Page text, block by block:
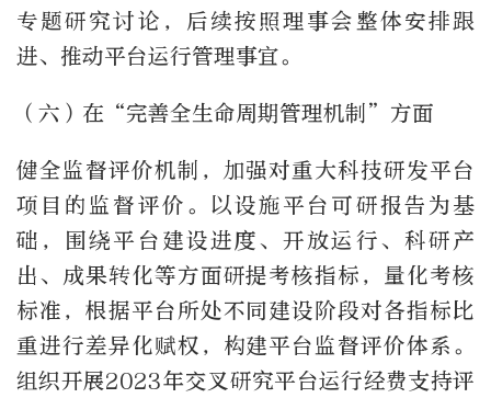
专题研究讨论，后续按照理事会整体安排跟
进、推动平台运行管理事宜。
（六）在“完善全生命周期管理机制”方面
健全监督评价机制，加强对重大科技研发平台
项目的监督评价。以设施平台可研报告为基
础，围绕平台建设进度、开放运行、科研产
出、成果转化等方面研提考核指标，量化考核
标准，根据平台所处不同建设阶段对各指标比
重进行差异化赋权，构建平台监督评价体系。
组织开展2023年交叉研究平台运行经费支持评